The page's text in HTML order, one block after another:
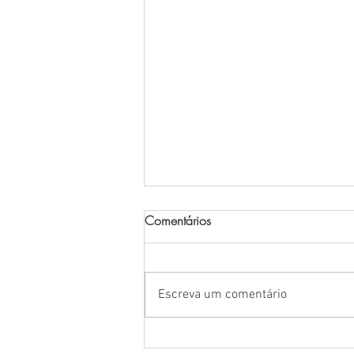
TERAPIAS DA CASA
Comentários
Escreva um comentário